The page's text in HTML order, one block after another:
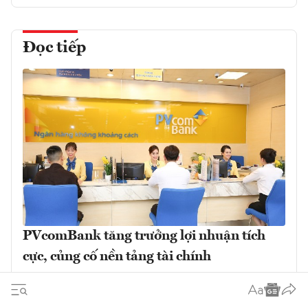
Đọc tiếp
PVcomBank tăng trưởng lợi nhuận tích
cực, củng cố nền tảng tài chính